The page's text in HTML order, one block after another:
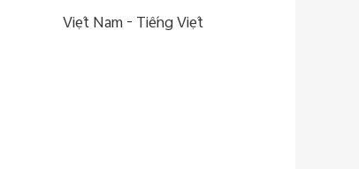
Việt Nam - Tiếng Việt